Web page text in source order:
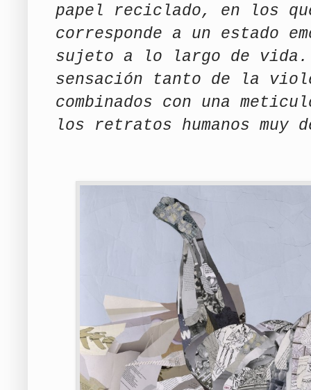
papel reciclado, en los
corresponde a un estado
sujeto a lo largo de vida.
sensación tanto de la
combinados con una
los retratos humanos muy